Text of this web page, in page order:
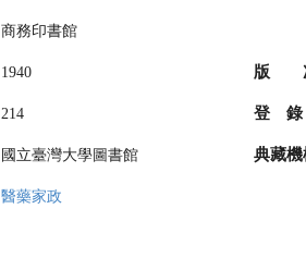
商務印書館
1940 版
214 登
國立臺灣大學圖書館 典藏機
醫藥家政